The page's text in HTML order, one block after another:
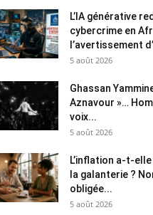
L’IA générative
cybercrime en
l’avertissement
5 août 2026
Ghassan
Aznavour »…
voix...
5 août 2026
L’inflation a-t-
la galanterie ?
obligée...
5 août 2026